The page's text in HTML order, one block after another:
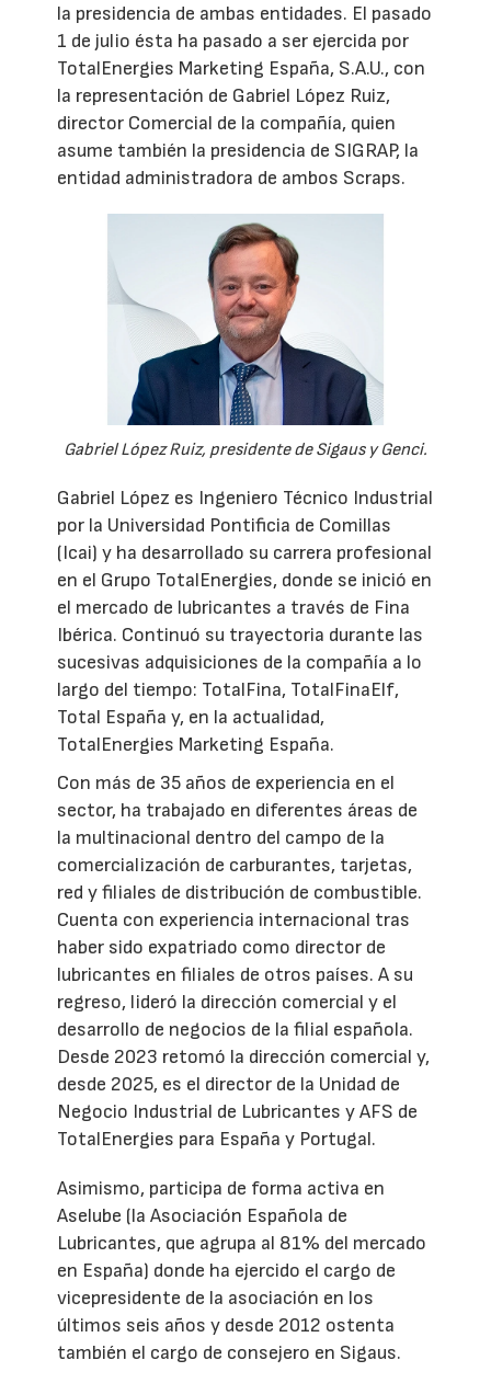
la presidencia de ambas entidades. El pasado
1 de julio ésta ha pasado a ser ejercida por
TotalEnergies Marketing España, S.A.U., con
la representación de Gabriel López Ruiz,
director Comercial de la compañía, quien
asume también la presidencia de SIGRAP, la
entidad administradora de ambos Scraps.
Gabriel López Ruiz, presidente de Sigaus y Genci.
Gabriel López es Ingeniero Técnico Industrial
por la Universidad Pontificia de Comillas
(Icai) y ha desarrollado su carrera profesional
en el Grupo TotalEnergies, donde se inició en
el mercado de lubricantes a través de Fina
Ibérica. Continuó su trayectoria durante las
sucesivas adquisiciones de la compañía a lo
largo del tiempo: TotalFina, TotalFinaElf,
Total España y, en la actualidad,
TotalEnergies Marketing España.
Con más de 35 años de experiencia en el
sector, ha trabajado en diferentes áreas de
la multinacional dentro del campo de la
comercialización de carburantes, tarjetas,
red y filiales de distribución de combustible.
Cuenta con experiencia internacional tras
haber sido expatriado como director de
lubricantes en filiales de otros países. A su
regreso, lideró la dirección comercial y el
desarrollo de negocios de la filial española.
Desde 2023 retomó la dirección comercial y,
desde 2025, es el director de la Unidad de
Negocio Industrial de Lubricantes y AFS de
TotalEnergies para España y Portugal.
Asimismo, participa de forma activa en
Aselube (la Asociación Española de
Lubricantes, que agrupa al 81% del mercado
en España) donde ha ejercido el cargo de
vicepresidente de la asociación en los
últimos seis años y desde 2012 ostenta
también el cargo de consejero en Sigaus.